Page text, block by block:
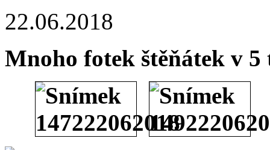
22.06.2018
Mnoho fotek štěňátek v